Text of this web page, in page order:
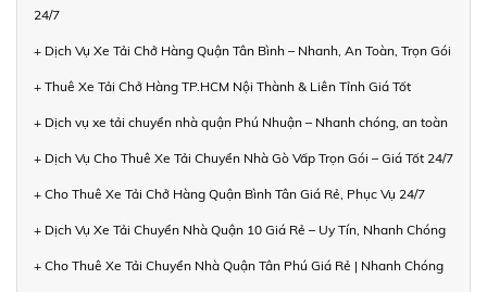
24/7
+ Dịch Vụ Xe Tải Chở Hàng Quận Tân Bình – Nhanh, An Toàn, Trọn Gói
+ Thuê Xe Tải Chở Hàng TP.HCM Nội Thành & Liên Tỉnh Giá Tốt
+ Dịch vụ xe tải chuyển nhà quận Phú Nhuận – Nhanh chóng, an toàn
+ Dịch Vụ Cho Thuê Xe Tải Chuyển Nhà Gò Vấp Trọn Gói – Giá Tốt 24/7
+ Cho Thuê Xe Tải Chở Hàng Quận Bình Tân Giá Rẻ, Phục Vụ 24/7
+ Dịch Vụ Xe Tải Chuyển Nhà Quận 10 Giá Rẻ – Uy Tín, Nhanh Chóng
+ Cho Thuê Xe Tải Chuyển Nhà Quận Tân Phú Giá Rẻ | Nhanh Chóng